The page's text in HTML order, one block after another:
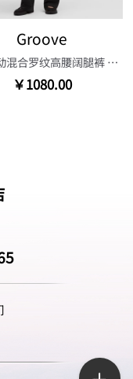
Groove
女士运动混合罗纹高腰阔腿裤 30.5"
￥1080.00